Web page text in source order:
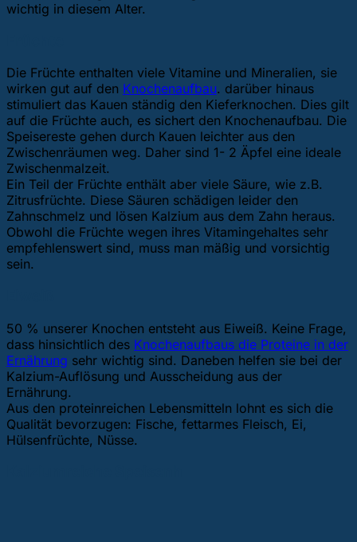
wichtig in diesem Alter.
Die Früchte enthalten viele Vitamine und Mineralien, sie
wirken gut auf den Knochenaufbau. darüber hinaus
stimuliert das Kauen ständig den Kieferknochen. Dies gilt
auf die Früchte auch, es sichert den Knochenaufbau. Die
Speisereste gehen durch Kauen leichter aus den
Zwischenräumen weg. Daher sind 1- 2 Äpfel eine ideale
Zwischenmalzeit.
Ein Teil der Früchte enthält aber viele Säure, wie z.B.
Zitrusfrüchte. Diese Säuren schädigen leider den
Zahnschmelz und lösen Kalzium aus dem Zahn heraus.
Obwohl die Früchte wegen ihres Vitamingehaltes sehr
empfehlenswert sind, muss man mäßig und vorsichtig
sein.
50 % unserer Knochen entsteht aus Eiweiß. Keine Frage,
dass hinsichtlich des Knochenaufbaus die Proteine in der
Ernährung sehr wichtig sind. Daneben helfen sie bei der
Kalzium-Auflösung und Ausscheidung aus der
Ernährung.
Aus den proteinreichen Lebensmitteln lohnt es sich die
Qualität bevorzugen: Fische, fettarmes Fleisch, Ei,
Hülsenfrüchte, Nüsse.